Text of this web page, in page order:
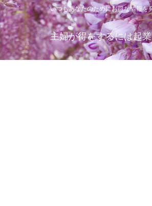
いつもあなたのためにお得な情報を
主婦が得をするには起